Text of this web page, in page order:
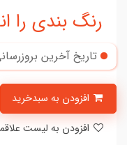
رنگ بندی را
تاریخ آخرین